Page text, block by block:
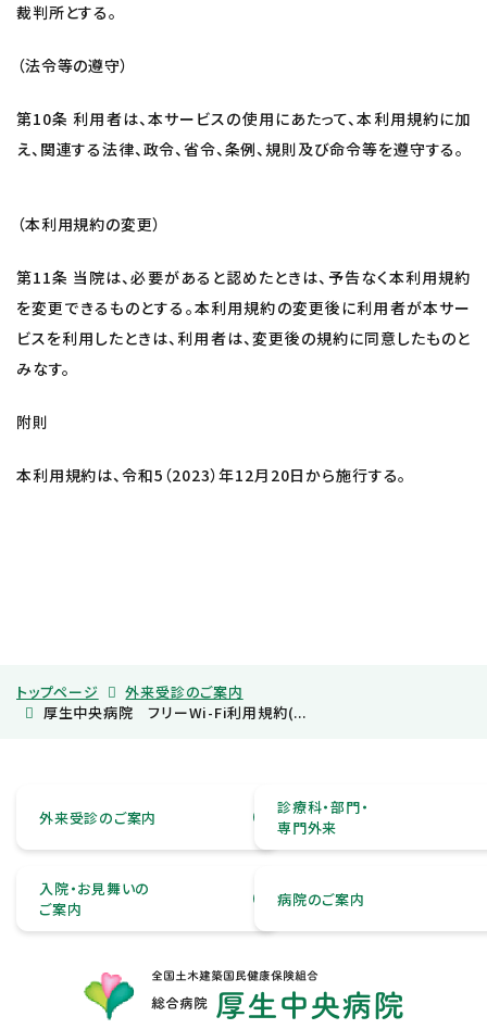
裁判所とする。
（法令等の遵守）
第10条 利用者は、本サービスの使用にあたって、本利用規約に加
え、関連する法律、政令、省令、条例、規則及び命令等を遵守する。
（本利用規約の変更）
第11条 当院は、必要があると認めたときは、予告なく本利用規約
を変更できるものとする。本利用規約の変更後に利用者が本サー
ビスを利用したときは、利用者は、変更後の規約に同意したものと
みなす。
附則
本利用規約は、令和5（2023）年12月20日から施行する。
トップページ
外来受診のご案内
厚生中央病院 フリーWi-Fi利用規約(...
外来受診のご案内
診療科・部門・
専門外来
入院・お見舞いの
ご案内
病院のご案内